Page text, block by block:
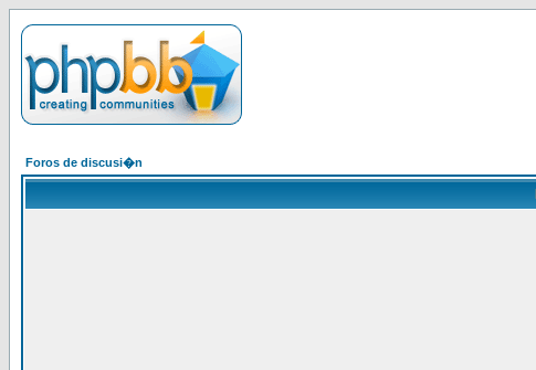
Foros de discusi�n